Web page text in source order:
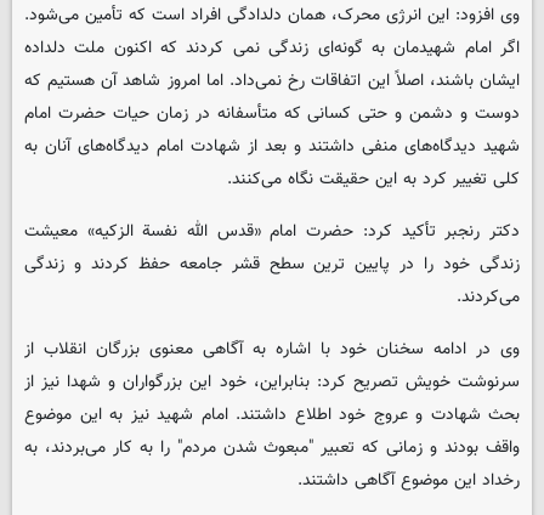
وی افزود: این انرژی محرک، همان دلدادگی افراد است که تأمین می‌شود.
اگر امام شهیدمان به گونه‌ای زندگی نمی کردند که اکنون ملت دلداده
ایشان باشند، اصلاً این اتفاقات رخ نمی‌داد. اما امروز شاهد آن هستیم که
دوست و دشمن و حتی کسانی که متأسفانه در زمان حیات حضرت امام
شهید دیدگاه‌های منفی داشتند و بعد از شهادت امام دیدگاه‌های آنان به
کلی تغییر کرد به این حقیقت نگاه می‌کنند.
دکتر رنجبر تأکید کرد: حضرت امام «قدس الله نفسة الزکیه» معیشت
زندگی خود را در پایین ترین سطح قشر جامعه حفظ کردند و زندگی
می‌کردند.
وی در ادامه سخنان خود با اشاره به آگاهی معنوی بزرگان انقلاب از
سرنوشت خویش تصریح کرد: بنابراین، خود این بزرگواران و شهدا نیز از
بحث شهادت و عروج خود اطلاع داشتند. امام شهید نیز به این موضوع
واقف بودند و زمانی که تعبیر "مبعوث شدن مردم" را به کار می‌بردند، به
رخداد این موضوع آگاهی داشتند.